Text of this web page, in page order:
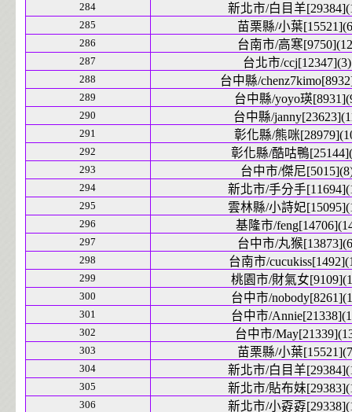
284 新北市/白目羊
285 苗栗縣/小葉
286 台南市/高寒
287 台北市/ccj[12347](3)
288 台中縣/
289 台中縣/yoyo瑛
290 台中縣/
291 彰化縣/熊咪
292 彰化縣/酷咕鴨
293 台中市/傑尼
294 新北市/手分手
295 雲林縣/小詩妃
296 基隆市/
297 台中市/丸猴
298 台南市/
299 桃園市/財氣女
300 台中市/
301 台中市/
302 台中市/
303 苗栗縣/小葉
304 新北市/白目羊
305 新北市/貼布妹
306 新北市/小孬孬